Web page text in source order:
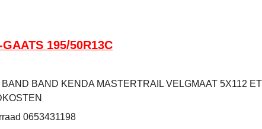
195/50R13C
BAND KENDA MASTERTRAIL VELGMAAT 5X112
0653431198